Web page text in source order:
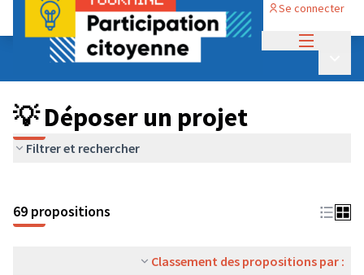
Se connecter
Budget Participatif ADULTE 2024
💡 Déposer un projet
💡 Déposer un projet
Filtrer et rechercher
69 propositions
Classement des propositions par :